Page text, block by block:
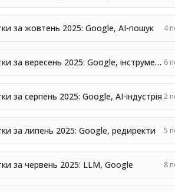
за жовтень 2025: Google, AI-пошук 4
Короткі SEO-замітки за вересень 2025: Google, інструменти 6
за серпень 2025: Google, AI-індустрія2
за липень 2025: Google, редиректи 5
за червень 2025: LLM, Google 8